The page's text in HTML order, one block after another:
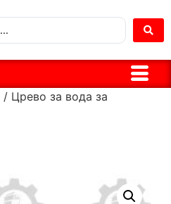
/ Црево за вода за